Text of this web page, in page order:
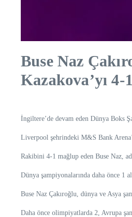
Buse Naz
Kazakova’yı 4-
İngiltere’de devam eden Dünya Boks
Liverpool şehrindeki M&S Bank
Rakibini 4-1 mağlup eden Buse Naz,
Dünya şampiyonalarında daha önce 1
Buse Naz Çakıroğlu, dünya ve Asya
Daha önce olimpiyatlarda 2, Avrupa